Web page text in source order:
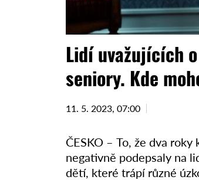
Lidí uvažujících
seniory. Kde
11. 5. 2023, 07:00
ČESKO – To, že dva
negativně podepsaly na
dětí, které trápí různé